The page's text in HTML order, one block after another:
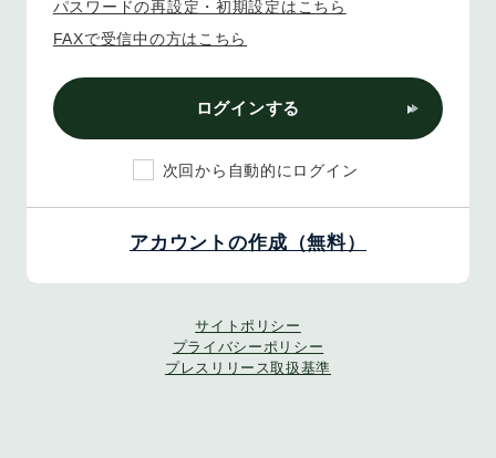
パスワードの再設定・初期設定はこちら
FAXで受信中の方はこちら
ログインする
次回から自動的にログイン
アカウントの作成（無料）
サイトポリシー
プライバシーポリシー
プレスリリース取扱基準